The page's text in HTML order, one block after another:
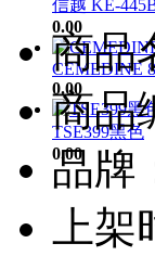
信越 KE-
0.00
CEMEDINE
0.00
TSE399黑色
0.00
商品
商品
品牌
上